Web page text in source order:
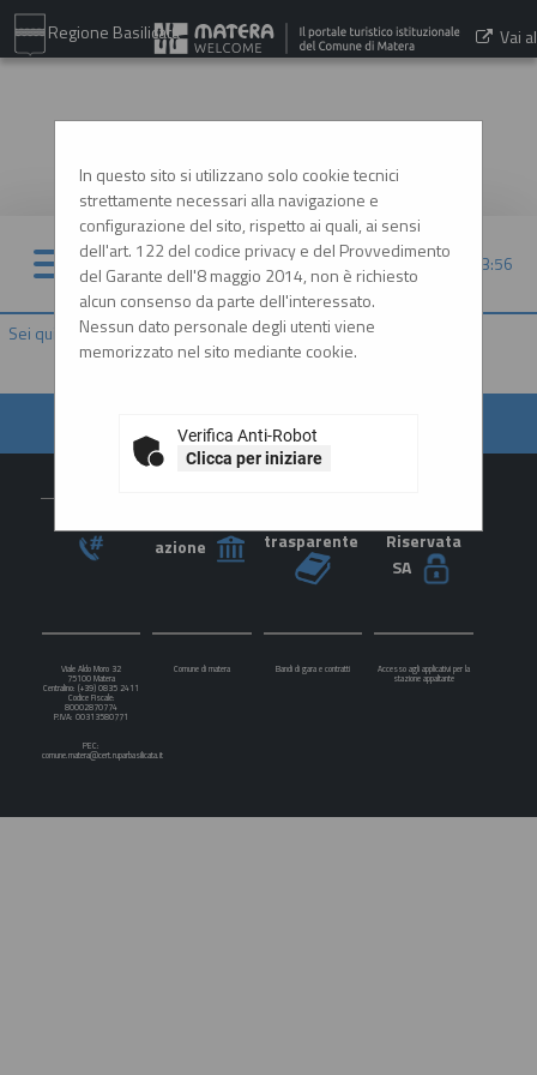
Regione Basilicata Vai al
06/08/2026 03:56
Sei qui: Home»Informazioni»Cookies
In questo sito si utilizzano solo cookie tecnici
strettamente necessari alla navigazione e
configurazione del sito, rispetto ai quali, ai sensi
dell'art. 122 del codice privacy e del Provvedimento
del Garante dell'8 maggio 2014, non è richiesto
alcun consenso da parte dell'interessato.
Nessun dato personale degli utenti viene
memorizzato nel sito mediante cookie.
Verifica Anti-Robot
Clicca per iniziare
azione
trasparente
Riservata
SA
Viale Aldo Moro 32
75100 Matera
Centralino: (+39) 0835 2411
Codice Fiscale:
80002870774
P.IVA: 00313580771
PEC:
comune.matera@cert.ruparbasilicata.it
Comune di matera Bandi di gara e contratti Accesso agli applicativi per la
stazione appaltante